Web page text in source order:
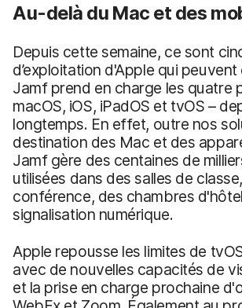
Au-delà du Mac et des
Depuis cette semaine, ce sont
d’exploitation d'Apple qui
Jamf prend en charge les quatre
macOS, iOS, iPadOS et tvOS –
longtemps. En effet, outre nos
destination des Mac et des
Jamf gère des centaines de
utilisées dans des salles de
conférence, des chambres
signalisation numérique.
Apple repousse les limites de
avec de nouvelles capacités de
et la prise en charge prochaine